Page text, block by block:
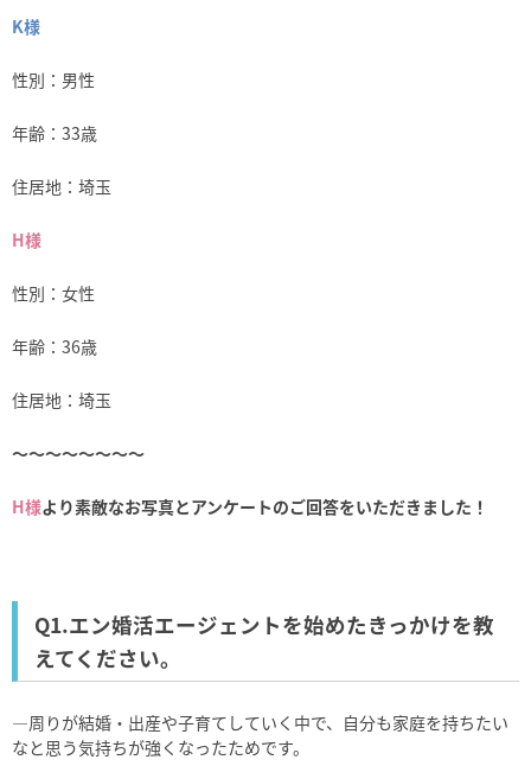
K様
性別：男性
年齢：33歳
住居地：埼玉
H様
性別：女性
年齢：36歳
住居地：埼玉
～～～～～～～～
H様より素敵なお写真とアンケートのご回答をいただきました！
Q1.エン婚活エージェントを始めたきっかけを教
えてください。
―周りが結婚・出産や子育てしていく中で、自分も家庭を持ちたい
なと思う気持ちが強くなったためです。